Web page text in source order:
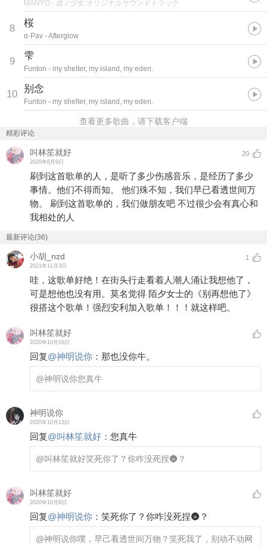
MANYO - 虚ノ少女 オリジナルサウンドトラック
8 桜
α·Pav - Afterglow
9 雫
Funton - my shelter, my island, my eden.
10 别念
Funton - my shelter, my island, my eden.
查看更多歌曲，请下载客户端
精彩评论
叫林笙就好
2020年6月9日
20
刷到这首歌单的人，是听了多少伤感音乐，是经历了多少
事情。他们不得而知。 他们殊不知，我们早已看透世间万
物。 刷到这首歌单的，我们做朋友吧 不过很少会有真心和
我相处的人
最新评论(36)
小胡_nzd
2021年11月3日
1
哇，这歌单好绝！在街头行走看着人潮人涌让我想他了，
可是想他也没有用。莫名觉得 陌夕女士的《别再想他了》
很搭这个歌单！强烈安利加入歌单！！！就这样吧。
叫林笙就好
2020年10月16日
回复@神明说你 ： 那也没你牛。
@神明说你您真牛
神明说你
2020年10月13日
回复@叫林笙就好 ： 您真牛
@叫林笙就好笑死你了？你咋没死捏🌚？
叫林笙就好
2020年10月8日
回复@神明说你 ： 笑死你了？你咋没死捏🌚？
@神明说你噗，早己看透世间万物？笑死我了，别动不动网